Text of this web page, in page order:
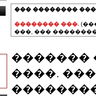
��� ��������
�������� ���.
���, ���
�������
����.